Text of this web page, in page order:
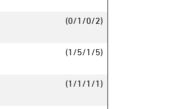
(0/1/0/2)
(1/5/1/5)
(1/1/1/1)